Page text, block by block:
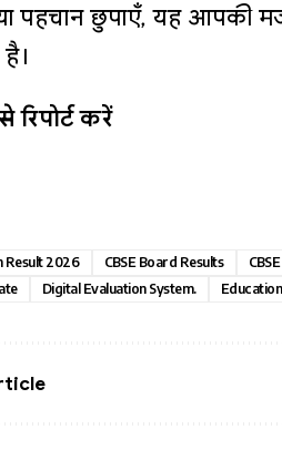
पहचान छुपाएँ, यह आपकी
है।
रिपोर्ट करें
Result 2026 CBSE Board Results
Digital Evaluation System.